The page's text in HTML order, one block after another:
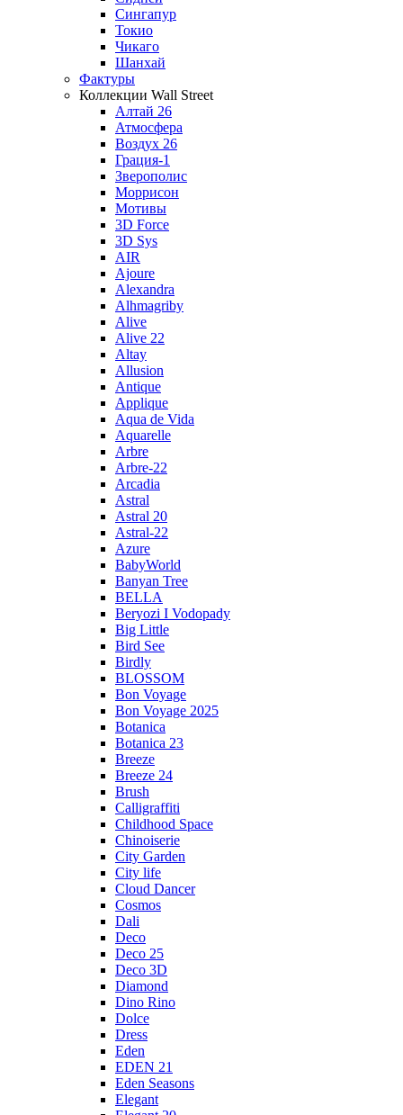
Сингапур
Токио
Чикаго
Шанхай
Фактуры
Коллекции Wall Street
Алтай 26
Атмосфера
Воздух 26
Грация-1
Зверополис
Моррисон
Мотивы
3D Force
3D Sys
AIR
Ajoure
Alexandra
Alhmagriby
Alive
Alive 22
Altay
Allusion
Antique
Applique
Aqua de Vida
Aquarelle
Arbre
Arbre-22
Arcadia
Astral
Astral 20
Astral-22
Azure
BabyWorld
Banyan Tree
BELLA
Beryozi I Vodopady
Big Little
Bird See
Birdly
BLOSSOM
Bon Voyage
Bon Voyage 2025
Botanica
Botanica 23
Breeze
Breeze 24
Brush
Calligraffiti
Childhood Space
Chinoiserie
City Garden
City life
Cloud Dancer
Cosmos
Dali
Deco
Deco 25
Deco 3D
Diamond
Dino Rino
Dolce
Dress
Eden
EDEN 21
Eden Seasons
Elegant